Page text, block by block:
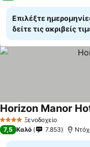
Επιλέξτε
δείτε τις ακριβείς
4 ΑστέριαΞενοδοχείο
Horizon Manor
7,5 Καλό 7.853